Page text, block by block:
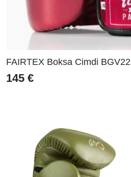
FAIRTEX Boksa Cimdi BGV22
145 €